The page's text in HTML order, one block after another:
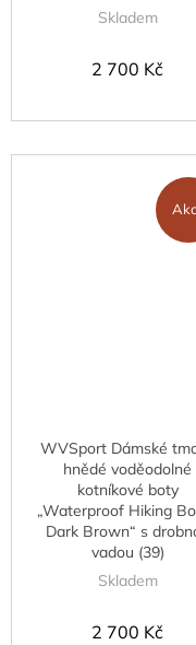
Skladem
2 700 Kč
WVSport Dámské
hnědé voděodolné
kotníkové boty
„Waterproof Hiking
Dark Brown“ s
vadou (39)
Skladem
2 700 Kč